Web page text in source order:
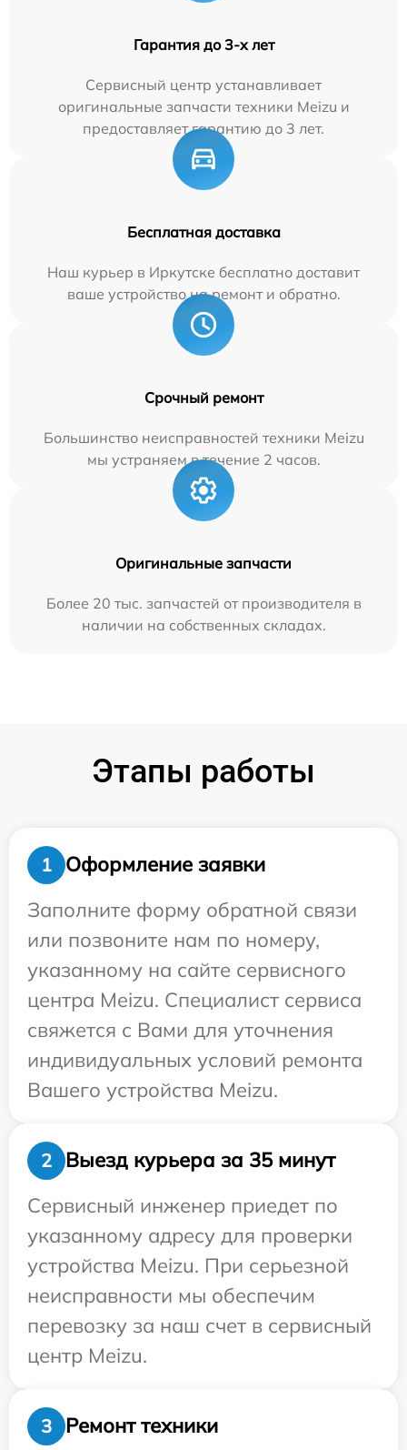
Гарантия до 3-х лет
Сервисный центр устанавливает
оригинальные запчасти техники Meizu и
предоставляет гарантию до 3 лет.
Бесплатная доставка
Наш курьер в Иркутске бесплатно доставит
ваше устройство на ремонт и обратно.
Срочный ремонт
Большинство неисправностей техники Meizu
мы устраняем в течение 2 часов.
Оригинальные запчасти
Более 20 тыс. запчастей от производителя в
наличии на собственных складах.
Этапы работы
1
Оформление заявки
Заполните форму обратной связи
или позвоните нам по номеру,
указанному на сайте сервисного
центра Meizu. Специалист сервиса
свяжется с Вами для уточнения
индивидуальных условий ремонта
Вашего устройства Meizu.
2
Выезд курьера за 35 минут
Сервисный инженер приедет по
указанному адресу для проверки
устройства Meizu. При серьезной
неисправности мы обеспечим
перевозку за наш счет в сервисный
центр Meizu.
3 Ремонт техники